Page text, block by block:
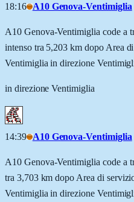
18:16 A10 Genova-Ventimiglia
A10 Genova-Ventimiglia code a
intenso tra 5,203 km dopo Area
Ventimiglia in direzione
in direzione Ventimiglia
14:39 A10 Genova-Ventimiglia
A10 Genova-Ventimiglia code a
tra 3,703 km dopo Area di
Ventimiglia in direzione